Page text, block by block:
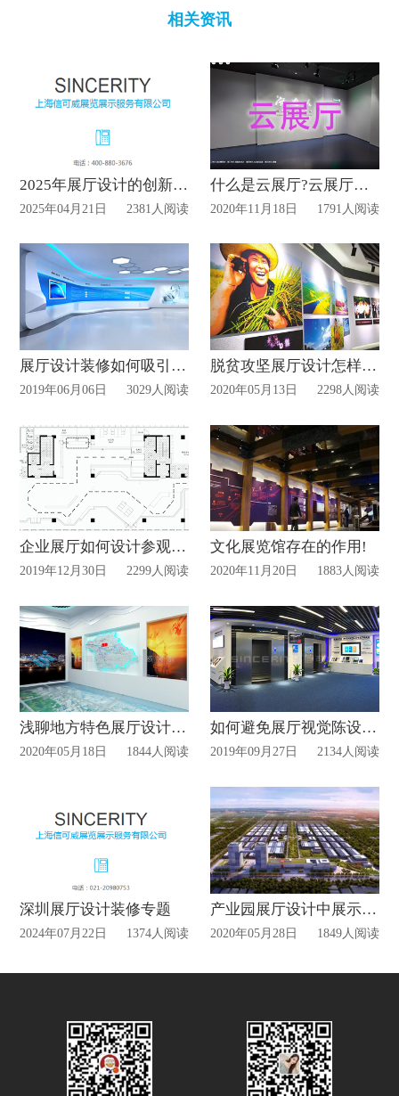
相关资讯
2025年展厅设计的创新趋势
2025年04月21日 2381人阅读
什么是云展厅?云展厅的功能?
2020年11月18日 1791人阅读
展厅设计装修如何吸引顾客?
2019年06月06日 3029人阅读
脱贫攻坚展厅设计怎样设计?
2020年05月13日 2298人阅读
企业展厅如何设计参观路线？
2019年12月30日 2299人阅读
文化展览馆存在的作用!
2020年11月20日 1883人阅读
浅聊地方特色展厅设计怎么做!
2020年05月18日 1844人阅读
如何避免展厅视觉陈设的3大误区?
2019年09月27日 2134人阅读
深圳展厅设计装修专题
2024年07月22日 1374人阅读
产业园展厅设计中展示方式和手段
2020年05月28日 1849人阅读